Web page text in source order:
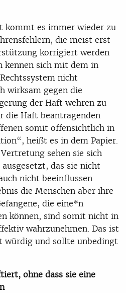
kommt es immer wieder zu
die meist erst
korrigiert werden
kennen sich mit dem in
nicht
wirksam gegen die
der Haft wehren zu
die Haft beantragenden
somit offensichtlich in
heißt es in dem Papier.
sehen sie sich
das sie nicht
nicht beeinflussen
die Menschen aber ihre
die eine*n
können, sind somit nicht in
wahrzunehmen. Das ist
würdig und sollte unbedingt
ohne dass sie eine